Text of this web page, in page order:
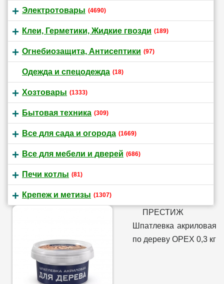
Электротовары (4690)
Клеи, Герметики, Жидкие гвозди (189)
Огнебиозащита, Антисептики (97)
Одежда и спецодежда (18)
Хозтовары (1333)
Бытовая техника (309)
Все для сада и огорода (1669)
Все для мебели и дверей (686)
Печи котлы (81)
Крепеж и метизы (1307)
ПРЕСТИЖ
Шпатлевка акриловая
по дереву ОРЕХ 0,3 кг